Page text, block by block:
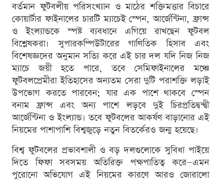
বর্তমান ফুটবলীয় পরিসংখ্যান ও মাঠের শক্তিমত্তার বিচারে
কোয়ার্টার ফাইনালের চারটি ম্যাচেই স্পেন, আর্জেন্টিনা, ফ্রান্স
ও ইংল্যান্ডকে স্পষ্ট ব্যবধানে এগিয়ে রাখছেন ফুটবল
বিশ্লেষকরা। সুপারকম্পিউটারের গাণিতিক হিসাব এবং
বিশেষজ্ঞদের অনুমান সত্যি করে এই চার দল যদি নিজ নিজ
ম্যাচে জয়ী হতে পারে, তবে সেমিফাইনালের মঞ্চে
ফুটবলপ্রেমীরা ইতিহাসের অন্যতম সেরা দুটি পরাশক্তি লড়াই
উপভোগ করতে পারবেন; যার এক পাশে থাকবে স্পেন
বনাম ফ্রান্স এবং অন্য পাশে লড়বে দুই চিরপ্রতিদ্বন্দ্বী
আর্জেন্টিনা ও ইংল্যান্ড। তবে ফুটবলের আকর্ষণ বাড়ানোর এই
নিয়মের পাশাপাশি বিশ্বজুড়ে নতুন বিতর্কেরও জন্ম হয়েছে।
বিশ্ব ফুটবলের প্রভাবশালী ও বড় দলগুলোকে সুবিধা পাইয়ে
দিতে ফিফা সবসময় অতিরিক্ত পক্ষপাতিত্ব করে—এমন
পুরোনো অভিযোগ এই নিয়মের কারণে আরও জোরালো